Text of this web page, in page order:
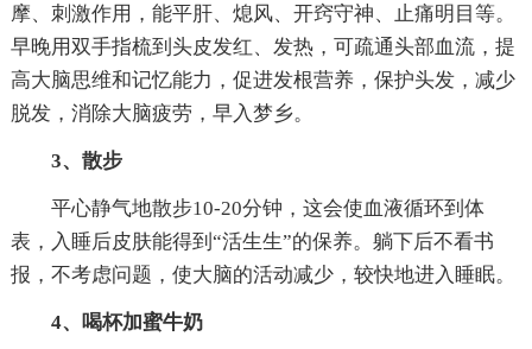
摩、刺激作用，能平肝、熄风、开窍守神、止痛明目等。
早晚用双手指梳到头皮发红、发热，可疏通头部血流，提
高大脑思维和记忆能力，促进发根营养，保护头发，减少
脱发，消除大脑疲劳，早入梦乡。
3、散步
平心静气地散步10-20分钟，这会使血液循环到体
表，入睡后皮肤能得到“活生生”的保养。躺下后不看书
报，不考虑问题，使大脑的活动减少，较快地进入睡眠。
4、喝杯加蜜牛奶